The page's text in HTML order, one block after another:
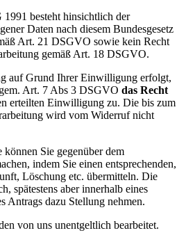
besteht hinsichtlich der
Daten nach diesem Bundesgesetz
Art. 21 DSGVO sowie kein Recht
gemäß Art. 18 DSGVO.
auf Grund Ihrer Einwilligung erfolgt,
Art. 7 Abs 3 DSGVO das Recht
erteilten Einwilligung zu. Die bis zum
wird vom Widerruf nicht
Sie gegenüber dem
indem Sie einen entsprechenden,
Löschung etc. übermitteln. Die
spätestens aber innerhalb eines
Antrags dazu Stellung nehmen.
von uns unentgeltlich bearbeitet.